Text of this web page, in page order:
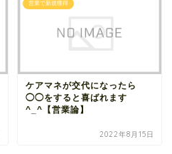
営業で新規獲得
ケアマネが交代になったら
◯◯をすると喜ばれます
^_^【営業論】
2022年8月15日